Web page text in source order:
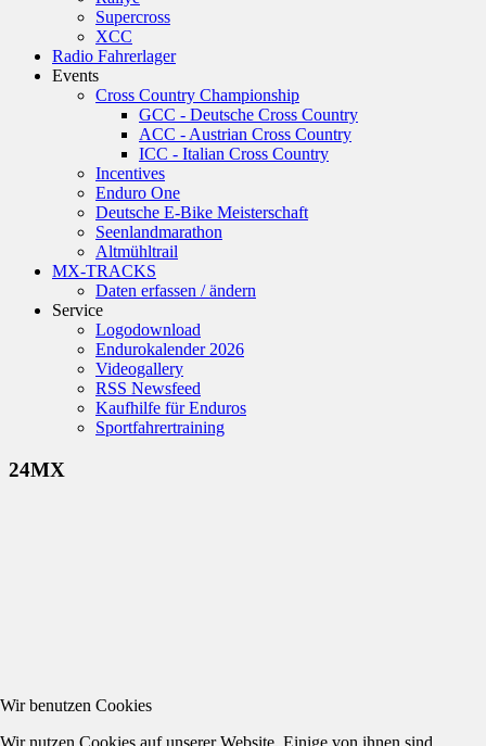
Supercross
XCC
Radio Fahrerlager
Events
Cross Country Championship
GCC - Deutsche Cross Country
ACC - Austrian Cross Country
ICC - Italian Cross Country
Incentives
Enduro One
Deutsche E-Bike Meisterschaft
Seenlandmarathon
Altmühltrail
MX-TRACKS
Daten erfassen / ändern
Service
Logodownload
Endurokalender 2026
Videogallery
RSS Newsfeed
Kaufhilfe für Enduros
Sportfahrertraining
24MX
Wir benutzen Cookies
Wir nutzen Cookies auf unserer Website. Einige von ihnen sind